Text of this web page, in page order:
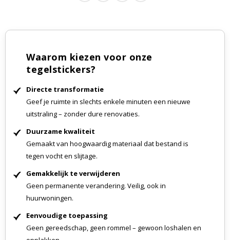
Waarom kiezen voor onze
tegelstickers?
Directe transformatie
Geef je ruimte in slechts enkele minuten een nieuwe
uitstraling – zonder dure renovaties.
Duurzame kwaliteit
Gemaakt van hoogwaardig materiaal dat bestand is
tegen vocht en slijtage.
Gemakkelijk te verwijderen
Geen permanente verandering. Veilig, ook in
huurwoningen.
Eenvoudige toepassing
Geen gereedschap, geen rommel – gewoon loshalen en